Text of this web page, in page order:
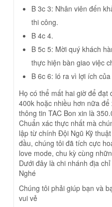
B 3c 3: Nhân viên đến
thi công.
B 4c 4.
B 5c 5: Mời quý khách
thực hiện bàn giao việc
B 6c 6: ló ra vì lợi ích
Họ có thể mất hai giờ để đạt
400k hoặc nhiều hơn nữa để
thông tin TAC Bon xin là
Chuẩn xác thực nhất mà
lập từ chính Đội Ngũ Kỹ
đầu, chúng tôi đã tích cực
love mode, chu kỳ cùng
Dưới đây là chi nhánh địa
Nghé
Chúng tôi phải giúp bạn và
vui vẻ